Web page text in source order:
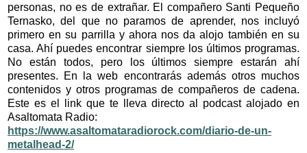
personas, no es de extrañar. El compañero Santi Pequeño
Ternasko, del que no paramos de aprender, nos incluyó
primero en su parrilla y ahora nos da alojo también en su
casa. Ahí puedes encontrar siempre los últimos programas.
No están todos, pero los últimos siempre estarán ahí
presentes. En la web encontrarás además otros muchos
contenidos y otros programas de compañeros de cadena.
Este es el link que te lleva directo al podcast alojado en
Asaltomata Radio:
https://www.asaltomataradiorock.com/diario-de-un-
metalhead-2/